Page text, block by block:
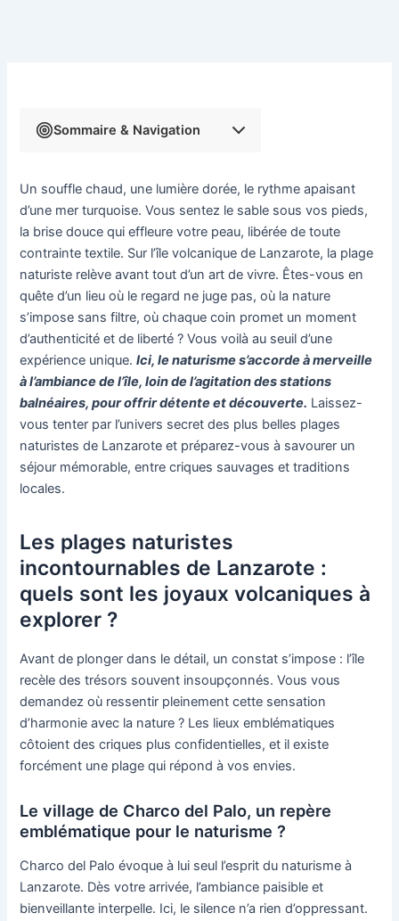
Sommaire & Navigation
Un souffle chaud, une lumière dorée, le rythme apaisant
d’une mer turquoise. Vous sentez le sable sous vos pieds,
la brise douce qui effleure votre peau, libérée de toute
contrainte textile. Sur l’île volcanique de Lanzarote, la plage
naturiste relève avant tout d’un art de vivre. Êtes-vous en
quête d’un lieu où le regard ne juge pas, où la nature
s’impose sans filtre, où chaque coin promet un moment
d’authenticité et de liberté ? Vous voilà au seuil d’une
expérience unique.Ici, le naturisme s’accorde à merveille
à l’ambiance de l’île, loin de l’agitation des stations
balnéaires, pour offrir détente et découverte. Laissez-
vous tenter par l’univers secret des plus belles plages
naturistes de Lanzarote et préparez-vous à savourer un
séjour mémorable, entre criques sauvages et traditions
locales.
Les plages naturistes
incontournables de Lanzarote :
quels sont les joyaux volcaniques à
explorer ?
Avant de plonger dans le détail, un constat s’impose : l’île
recèle des trésors souvent insoupçonnés. Vous vous
demandez où ressentir pleinement cette sensation
d’harmonie avec la nature ? Les lieux emblématiques
côtoient des criques plus confidentielles, et il existe
forcément une plage qui répond à vos envies.
Le village de Charco del Palo, un repère
emblématique pour le naturisme ?
Charco del Palo évoque à lui seul l’esprit du naturisme à
Lanzarote. Dès votre arrivée, l’ambiance paisible et
bienveillante interpelle. Ici, le silence n’a rien d’oppressant.